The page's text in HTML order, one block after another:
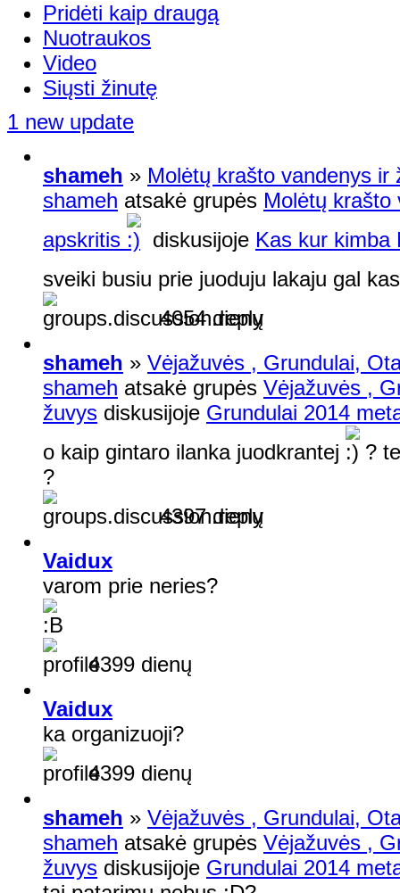
Pridėti kaip draugą
Nuotraukos
Video
Siųsti žinutę
1 new update
shameh » Molėtų krašto vandenys
shameh atsakė grupės Molėtų krašto
apskritis
diskusijoje Kas kur kimba
sveiki busiu prie juoduju lakaju gal
4054 dienų
shameh » Vėjažuvės , Grundulai,
shameh atsakė grupės Vėjažuvės ,
žuvys diskusijoje Grundulai 2014
o kaip gintaro ilanka juodkrantej
?
?
4397 dienų
Vaidux
varom prie neries?
4399 dienų
Vaidux
ka organizuoji?
4399 dienų
shameh » Vėjažuvės , Grundulai,
shameh atsakė grupės Vėjažuvės ,
žuvys diskusijoje Grundulai 2014